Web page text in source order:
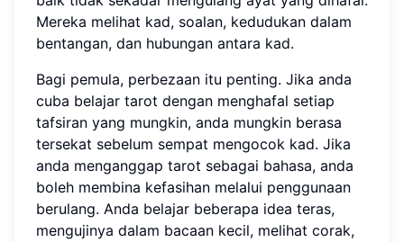
Mereka melihat kad, soalan, kedudukan dalam
bentangan, dan hubungan antara kad.
Bagi pemula, perbezaan itu penting. Jika anda
cuba belajar tarot dengan menghafal setiap
tafsiran yang mungkin, anda mungkin berasa
tersekat sebelum sempat mengocok kad. Jika
anda menganggap tarot sebagai bahasa, anda
boleh membina kefasihan melalui penggunaan
berulang. Anda belajar beberapa idea teras,
mengujinya dalam bacaan kecil, melihat corak,